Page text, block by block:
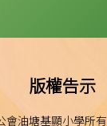
版權告示
會油塘基顯小學所